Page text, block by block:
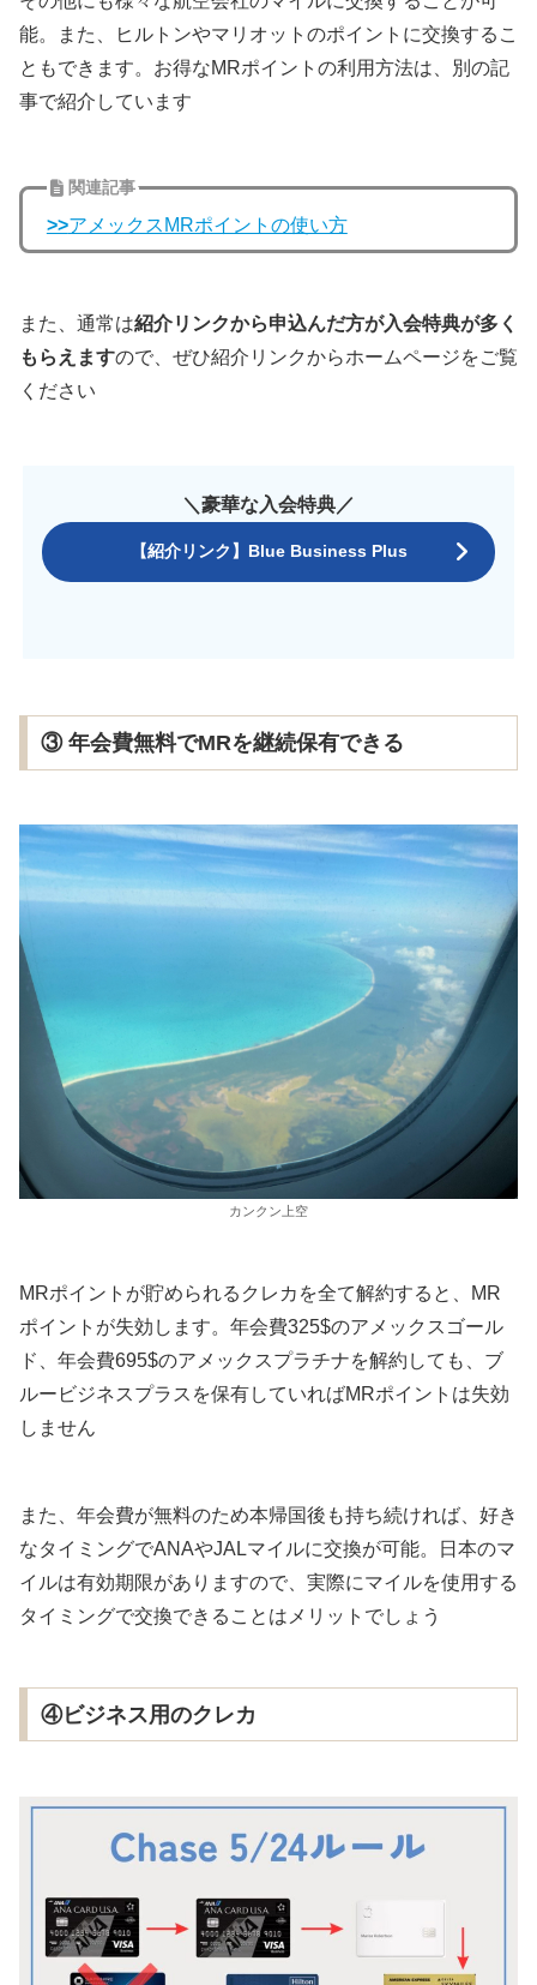
能。また、ヒルトンやマリオットのポイントに交換するこ
ともできます。お得なMRポイントの利用方法は、別の記
事で紹介しています
関連記事
>>アメックスMRポイントの使い方
また、通常は紹介リンクから申込んだ方が入会特典が多く
もらえますので、ぜひ紹介リンクからホームページをご覧
ください
＼豪華な入会特典／
【紹介リンク】Blue Business Plus
③ 年会費無料でMRを継続保有できる
カンクン上空
MRポイントが貯められるクレカを全て解約すると、MR
ポイントが失効します。年会費325$のアメックスゴール
ド、年会費695$のアメックスプラチナを解約しても、ブ
ルービジネスプラスを保有していればMRポイントは失効
しません
また、年会費が無料のため本帰国後も持ち続ければ、好き
なタイミングでANAやJALマイルに交換が可能。日本のマ
イルは有効期限がありますので、実際にマイルを使用する
タイミングで交換できることはメリットでしょう
④ビジネス用のクレカ